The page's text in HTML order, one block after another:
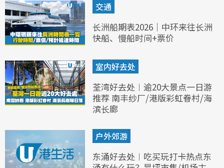
交通
长洲船期表2026｜中环来往长洲
快船、慢船时间+票价
室内好去处
荃湾好去处︱逾20大景点一日游
推荐 南丰纱厂/港版彩虹眷村/海
滨长廊
户外郊游
东涌好去处︱吃买玩打卡热点东